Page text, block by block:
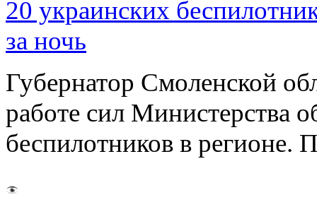
20 украинских
за ночь
Губернатор Смоленской
работе сил Министерства
беспилотников в регионе.